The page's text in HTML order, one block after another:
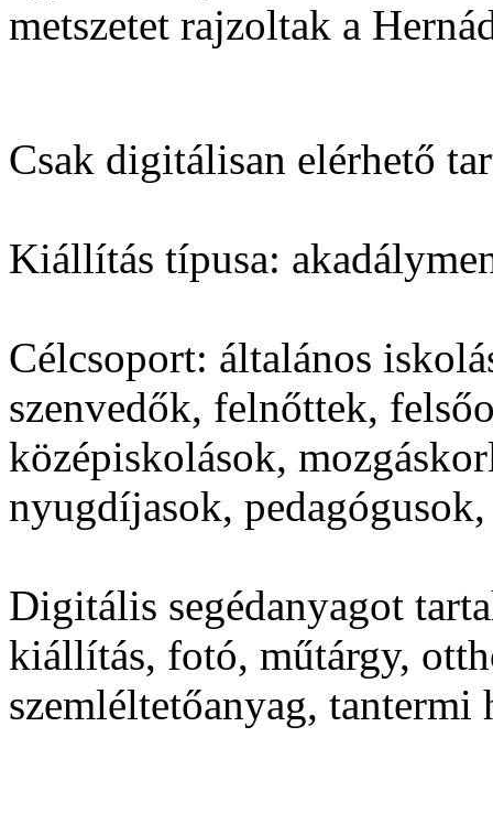
metszetet rajzoltak a
Csak digitálisan elérhető
Kiállítás típusa:
Célcsoport: általános
szenvedők, felnőttek,
középiskolások,
nyugdíjasok,
Digitális segédanyagot
kiállítás, fotó, műtárgy,
szemléltetőanyag, tantermi